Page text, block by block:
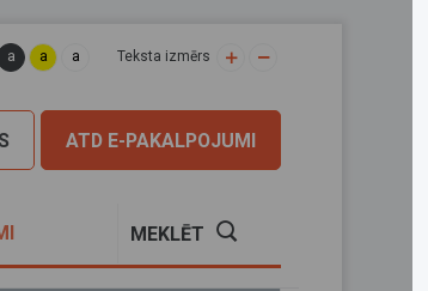
a a a Teksta izmērs
ATD E-PAKALPOJUMI
MEKLĒT